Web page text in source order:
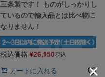
三条製です！ ものがしっかりし
ているので輸入品とは比べ物に
なりません！
税込価格 ¥26,950税込
カートに入れる